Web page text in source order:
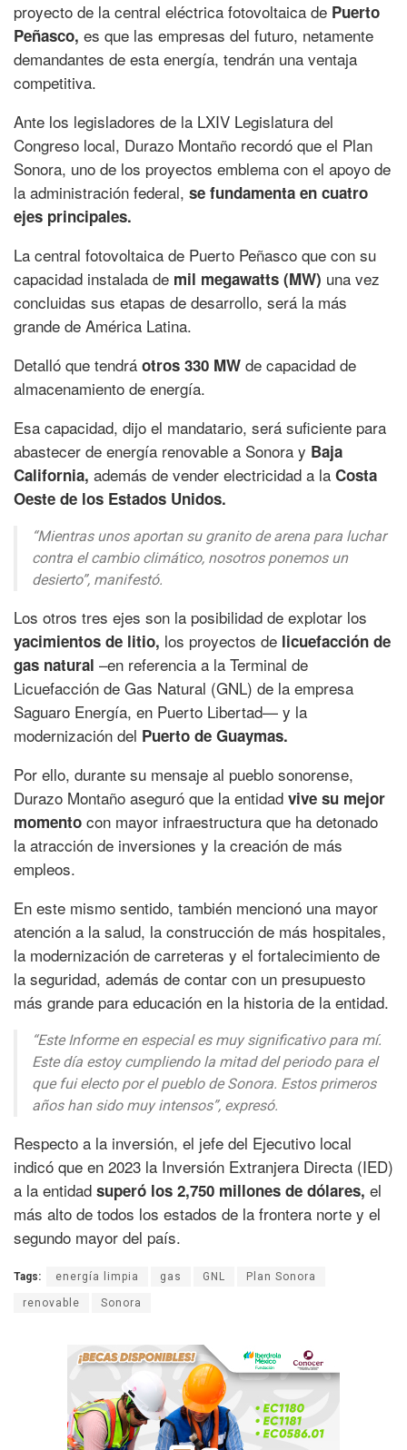
proyecto de la central eléctrica fotovoltaica de Puerto
Peñasco, es que las empresas del futuro, netamente
demandantes de esta energía, tendrán una ventaja
competitiva.
Ante los legisladores de la LXIV Legislatura del
Congreso local, Durazo Montaño recordó que el Plan
Sonora, uno de los proyectos emblema con el apoyo de
la administración federal, se fundamenta en cuatro
ejes principales.
La central fotovoltaica de Puerto Peñasco que con su
capacidad instalada de mil megawatts (MW) una vez
concluidas sus etapas de desarrollo, será la más
grande de América Latina.
Detalló que tendrá otros 330 MW de capacidad de
almacenamiento de energía.
Esa capacidad, dijo el mandatario, será suficiente para
abastecer de energía renovable a Sonora y Baja
California, además de vender electricidad a la Costa
Oeste de los Estados Unidos.
“Mientras unos aportan su granito de arena para luchar
contra el cambio climático, nosotros ponemos un
desierto”, manifestó.
Los otros tres ejes son la posibilidad de explotar los
yacimientos de litio, los proyectos de licuefacción de
gas natural –en referencia a la Terminal de
Licuefacción de Gas Natural (GNL) de la empresa
Saguaro Energía, en Puerto Libertad— y la
modernización del Puerto de Guaymas.
Por ello, durante su mensaje al pueblo sonorense,
Durazo Montaño aseguró que la entidad vive su mejor
momento con mayor infraestructura que ha detonado
la atracción de inversiones y la creación de más
empleos.
En este mismo sentido, también mencionó una mayor
atención a la salud, la construcción de más hospitales,
la modernización de carreteras y el fortalecimiento de
la seguridad, además de contar con un presupuesto
más grande para educación en la historia de la entidad.
“Este Informe en especial es muy significativo para mí.
Este día estoy cumpliendo la mitad del periodo para el
que fui electo por el pueblo de Sonora. Estos primeros
años han sido muy intensos”, expresó.
Respecto a la inversión, el jefe del Ejecutivo local
indicó que en 2023 la Inversión Extranjera Directa (IED)
a la entidad superó los 2,750 millones de dólares, el
más alto de todos los estados de la frontera norte y el
segundo mayor del país.
Tags: energía limpia gas GNL Plan Sonora
renovable Sonora